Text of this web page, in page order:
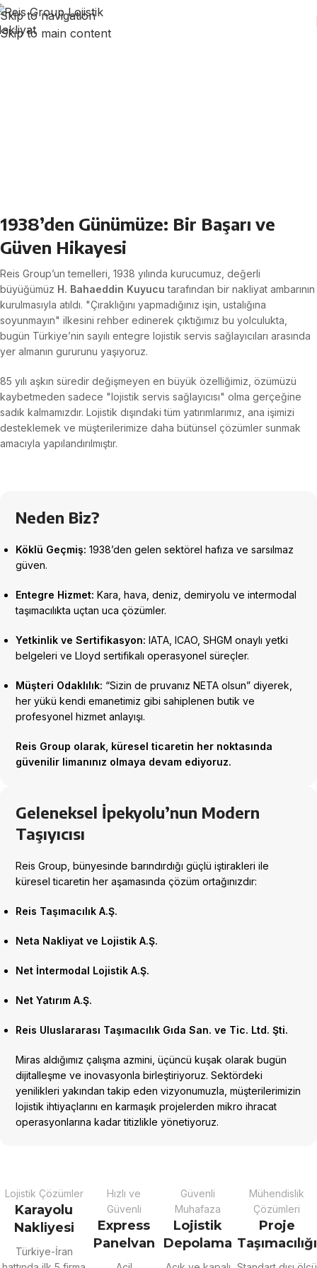
Skip to navigation
Skip to main content
1938’den Günümüze: Bir Başarı ve
Güven Hikayesi
Reis Group’un temelleri, 1938 yılında kurucumuz, değerli
büyüğümüz H. Bahaeddin Kuyucu tarafından bir nakliyat ambarının
kurulmasıyla atıldı. "Çıraklığını yapmadığınız işin, ustalığına
soyunmayın" ilkesini rehber edinerek çıktığımız bu yolculukta,
bugün Türkiye’nin sayılı entegre lojistik servis sağlayıcıları arasında
yer almanın gururunu yaşıyoruz.
85 yılı aşkın süredir değişmeyen en büyük özelliğimiz, özümüzü
kaybetmeden sadece "lojistik servis sağlayıcısı" olma gerçeğine
sadık kalmamızdır. Lojistik dışındaki tüm yatırımlarımız, ana işimizi
desteklemek ve müşterilerimize daha bütünsel çözümler sunmak
amacıyla yapılandırılmıştır.
Geleneksel İpekyolu’nun Modern
Taşıyıcısı
Reis Group, bünyesinde barındırdığı güçlü iştirakleri ile
küresel ticaretin her aşamasında çözüm ortağınızdır:
Reis Taşımacılık A.Ş.
Neta Nakliyat ve Lojistik A.Ş.
Net İntermodal Lojistik A.Ş.
Net Yatırım A.Ş.
Reis Uluslararası Taşımacılık Gıda San. ve Tic. Ltd. Şti.
Miras aldığımız çalışma azmini, üçüncü kuşak olarak bugün
dijitalleşme ve inovasyonla birleştiriyoruz. Sektördeki
yenilikleri yakından takip eden vizyonumuzla, müşterilerimizin
lojistik ihtiyaçlarını en karmaşık projelerden mikro ihracat
operasyonlarına kadar titizlikle yönetiyoruz.
Neden Biz?
Köklü Geçmiş: 1938’den gelen sektörel hafıza ve sarsılmaz
güven.
Entegre Hizmet: Kara, hava, deniz, demiryolu ve intermodal
taşımacılıkta uçtan uca çözümler.
Yetkinlik ve Sertifikasyon: IATA, ICAO, SHGM onaylı yetki
belgeleri ve Lloyd sertifikalı operasyonel süreçler.
Müşteri Odaklılık: “Sizin de pruvanız NETA olsun” diyerek,
her yükü kendi emanetimiz gibi sahiplenen butik ve
profesyonel hizmet anlayışı.
Reis Group olarak, küresel ticaretin her noktasında
güvenilir limanınız olmaya devam ediyoruz.
Lojistik Çözümler
Karayolu
Nakliyesi
Türkiye-İran
Hızlı ve
Güvenli
Express
Panelvan
Güvenli
Muhafaza
Lojistik
Depolama
Mühendislik
Çözümleri
Proje
Taşımacılığı